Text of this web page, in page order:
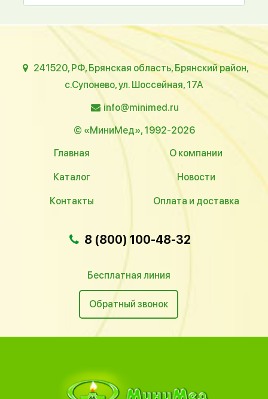
241520, РФ, Брянская область, Брянский район,
с.Супонево, ул. Шоссейная, 17А
info@minimed.ru
© «МиниМед», 1992-2026
Главная
О компании
Каталог Новости
Контакты Оплата и доставка
8 (800) 100-48-32
Бесплатная линия
Обратный звонок